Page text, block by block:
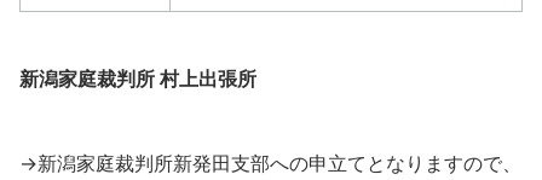
新潟家庭裁判所 村上出張所
→新潟家庭裁判所新発田支部への申立てとなりますので、